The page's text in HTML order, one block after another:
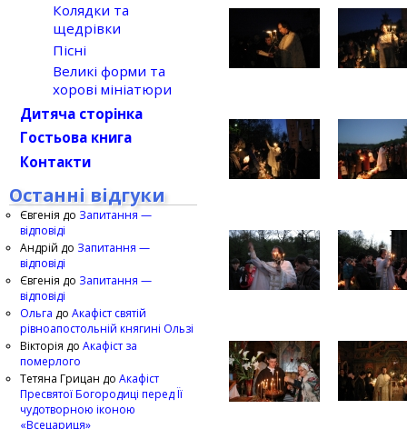
Колядки та
щедрівки
Пісні
Великі форми та
хорові мініатюри
Дитяча сторінка
Гостьова книга
Контакти
Останні відгуки
Євгенія до Запитання —
відповіді
Андрій до Запитання —
відповіді
Євгенія до Запитання —
відповіді
Ольга до Акафіст святій
рівноапостольній княгині Ользі
Вікторія до Акафіст за
померлого
Тетяна Грицан до Акафіст
Пресвятої Богородиці перед Її
чудотворною іконою
«Всецариця»